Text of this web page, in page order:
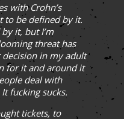
with Crohn’s
to be defined by it.
it, but I’m
threat has
in my adult
for it and around it
deal with
fucking sucks.
tickets, to